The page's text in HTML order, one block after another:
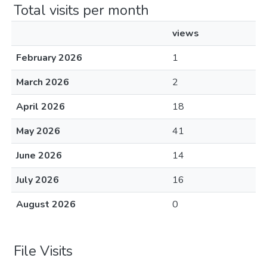
Total visits per month
views
February 2026
1
March 2026
2
April 2026
18
May 2026
41
June 2026
14
July 2026
16
August 2026
0
File Visits